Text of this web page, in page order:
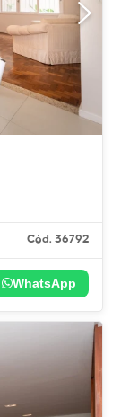
Cód. 36792
WhatsApp